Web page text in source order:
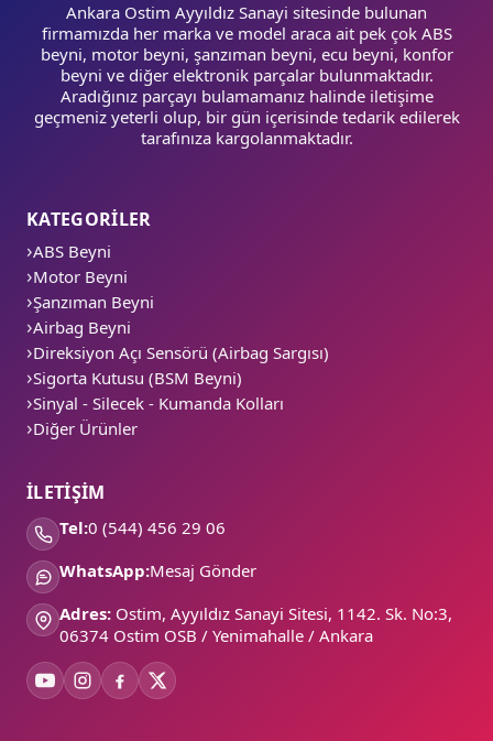
Ankara Ostim Ayyıldız Sanayi sitesinde bulunan
firmamızda her marka ve model araca ait pek çok ABS
beyni, motor beyni, şanzıman beyni, ecu beyni, konfor
beyni ve diğer elektronik parçalar bulunmaktadır.
Aradığınız parçayı bulamamanız halinde iletişime
geçmeniz yeterli olup, bir gün içerisinde tedarik edilerek
tarafınıza kargolanmaktadır.
KATEGORİLER
ABS Beyni
Motor Beyni
Şanzıman Beyni
Airbag Beyni
Direksiyon Açı Sensörü (Airbag Sargısı)
Sigorta Kutusu (BSM Beyni)
Sinyal - Silecek - Kumanda Kolları
Diğer Ürünler
İLETİŞİM
Tel:0 (544) 456 29 06
WhatsApp:Mesaj Gönder
Adres: Ostim, Ayyıldız Sanayi Sitesi, 1142. Sk. No:3,
06374 Ostim OSB / Yenimahalle / Ankara